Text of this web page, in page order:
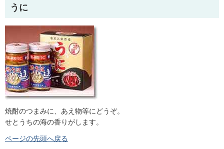
うに
焼酎のつまみに、あえ物等にどうぞ。
せとうちの海の香りがします。
ページの先頭へ戻る